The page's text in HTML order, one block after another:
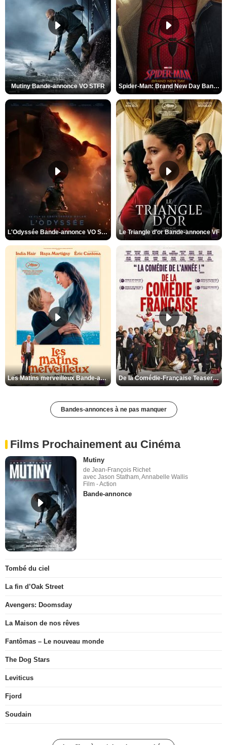
Mutiny Bande-annonce VO STFR Spider-Man: Brand New Day Bande-annonce VO STFR
L'Odyssée Bande-annonce VO STFR Le Triangle d'or Bande-annonce VF
Les Matins merveilleux Bande-annonce VF De la Comédie-Française Teaser VF
Bandes-annonces à ne pas manquer
Films Prochainement au Cinéma
Mutiny
de Jean-François Richet
avec Jason Statham, Annabelle Wallis
Film - Action
Bande-annonce
Tombé du ciel
La fin d’Oak Street
Avengers: Doomsday
La Maison de nos rêves
Fantômas – Le nouveau monde
The Dog Stars
Leviticus
Fjord
Soudain